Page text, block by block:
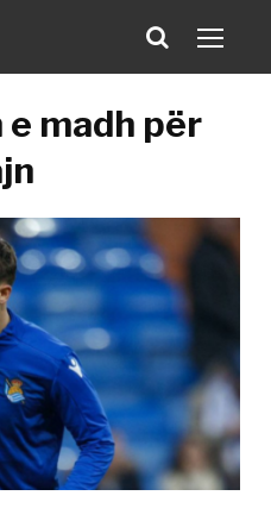
e madh për